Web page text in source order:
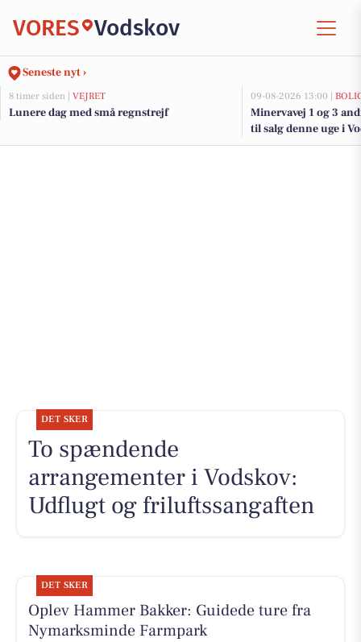
VORES Vodskov
Seneste nyt ›
8 timer siden | VEJRET
Lunere dag med små regnstrejf
09-08-2026 13:00 |
Minervavej 1 og 3
til salg denne uge i
her.
DET SKER
To spændende
arrangementer i Vodskov:
Udflugt og friluftssangaften
DET SKER
Oplev Hammer Bakker: Guidede ture fra
Nymarksminde Farmpark